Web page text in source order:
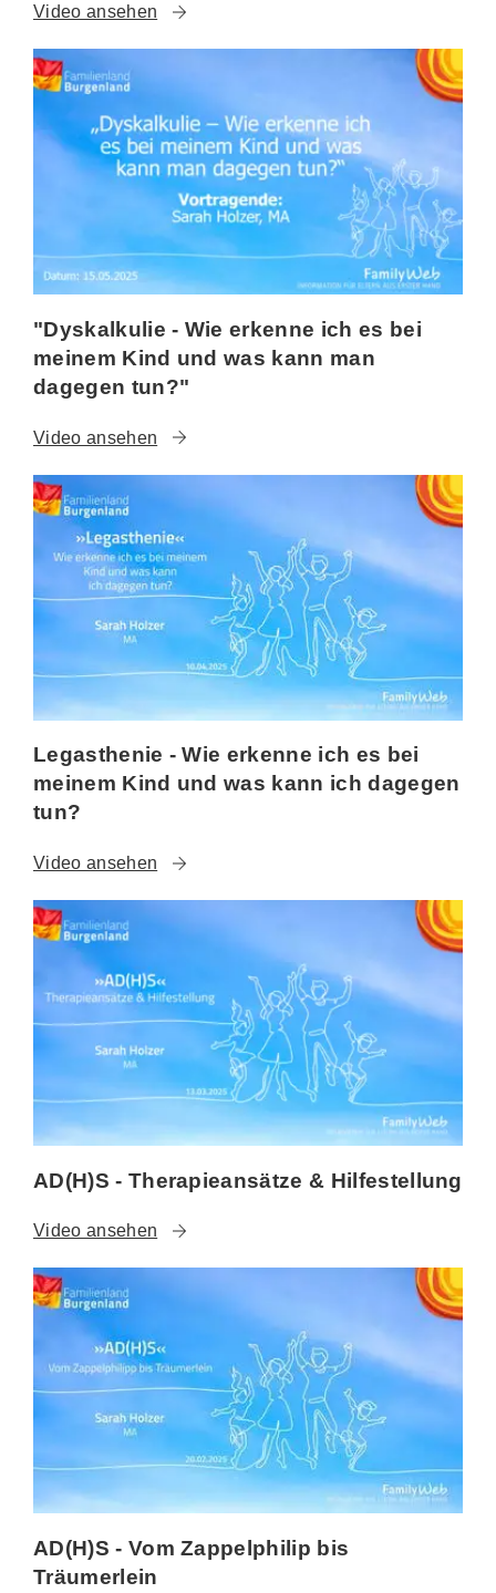
Video ansehen
"Dyskalkulie - Wie erkenne ich es bei
meinem Kind und was kann man
dagegen tun?"
Video ansehen
Legasthenie - Wie erkenne ich es bei
meinem Kind und was kann ich dagegen
tun?
Video ansehen
AD(H)S - Therapieansätze & Hilfestellung
Video ansehen
AD(H)S - Vom Zappelphilip bis
Träumerlein